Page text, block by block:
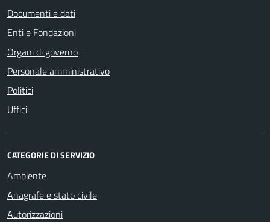
Documenti e dati
Enti e Fondazioni
Organi di governo
Personale amministrativo
Politici
Uffici
CATEGORIE DI SERVIZIO
Ambiente
Anagrafe e stato civile
Autorizzazioni